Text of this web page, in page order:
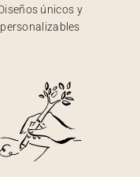
únicos y
personalizables